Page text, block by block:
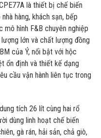
là thiết bị chế biến
hàng, khách sạn, bếp
mô hình F&B chuyên nghiệp
lớn và chất lượng đồng
của Ý, nổi bật với hộc
ổn định và thiết kế dạng
cầu vận hành liên tục trong
tích 26 lít cùng hai rổ
dùng linh hoạt chế biến
gà rán, hải sản, chả giò,